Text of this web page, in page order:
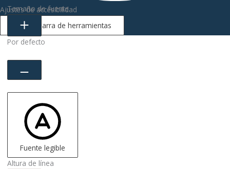
Ajustes de accesibilidad
Ocultar barra de herramientas
Tamaño de fuente
Por defecto
Fuente legible
Altura de línea